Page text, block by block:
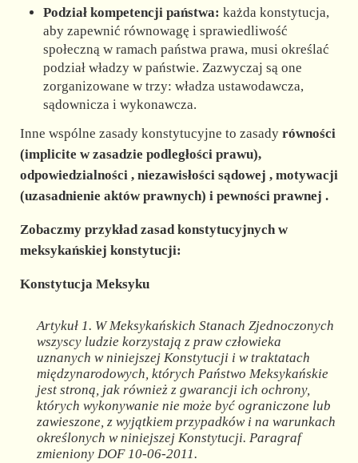
Podział kompetencji państwa: każda konstytucja,
aby zapewnić równowagę i sprawiedliwość
społeczną w ramach państwa prawa, musi określać
podział władzy w państwie. Zazwyczaj są one
zorganizowane w trzy: władza ustawodawcza,
sądownicza i wykonawcza.
Inne wspólne zasady konstytucyjne to zasady równości
(implicite w zasadzie podległości prawu),
odpowiedzialności , niezawisłości sądowej , motywacji
(uzasadnienie aktów prawnych) i pewności prawnej .
Zobaczmy przykład zasad konstytucyjnych w
meksykańskiej konstytucji:
Konstytucja Meksyku
Artykuł 1. W Meksykańskich Stanach Zjednoczonych
wszyscy ludzie korzystają z praw człowieka
uznanych w niniejszej Konstytucji i w traktatach
międzynarodowych, których Państwo Meksykańskie
jest stroną, jak również z gwarancji ich ochrony,
których wykonywanie nie może być ograniczone lub
zawieszone, z wyjątkiem przypadków i na warunkach
określonych w niniejszej Konstytucji.Paragraf
zmieniony DOF 10-06-2011.